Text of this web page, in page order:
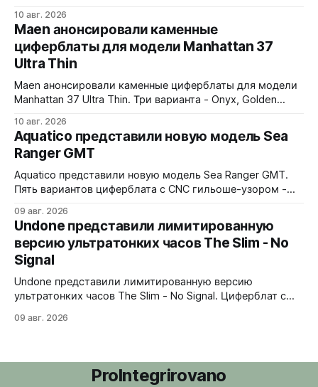
двух птиц - хищного ястреба guaraguao и мелкой pitirre,
которая гоняет хищников в разы крупнее себя.
Пескоструйная обработка с покрытием Titanium Carbide
PVD Hard Coating (у Guaraguao) или без покрытия (у
Pitirre), монетный
10 авг. 2026
Maen анонсировали каменные
циферблаты для модели Manhattan 37
Ultra Thin
Maen анонсировали каменные циферблаты для модели
Manhattan 37 Ultra Thin. Три варианта - Onyx, Golden
сапфировое стекло, сапфировая задняя крышка.
37x7,1x47,4 мм, La Joux-Perret D100/D101 "ручка" 1699
евро. Начало продаж 28 августа. Onyx и Golden Swan
будут отправлены сразу,
10 авг. 2026
Aquatico представили новую модель Sea
Ranger GMT
Aquatico представили новую модель Sea Ranger GMT.
Пять вариантов циферблата с CNC гильоше-узором -
экземпляров каждого варианта. Заводная коронка
расположена на 4 часах. Водозащита 300 метров.
Сапфировое стекло с AR-покрытием, FKM-ремешок, 7
слоев Swiss Super-LumiNova на циферблате,
09 авг. 2026
Undone представили лимитированную
версию ультратонких часов The Slim - No
Signal
Undone представили лимитированную версию
ультратонких часов The Slim - No Signal. Циферблат с
белые помехи, зигзаги, спирали и геометрические
браслет. Водозащита 30 метров. 37x4,9x43 мм. Ronda
09 авг. 2026
ProIntegrirovano